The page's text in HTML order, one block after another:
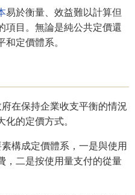
易於衡量、效益難以計算但
項目。無論是純公共定價還
定價體系。
在保持企業收支平衡的情況
化的定價方式。
構成定價體系，一是與使用
，二是按使用量支付的從量